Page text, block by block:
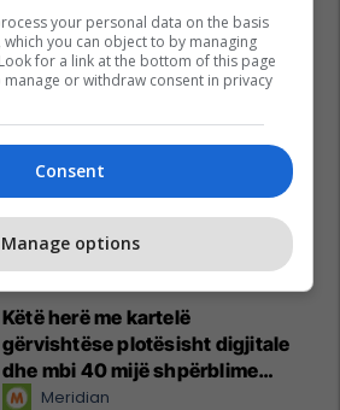
Këtë herë me kartelë
gërvishtëse plotësisht digjitale
dhe mbi 40 mijë shpërblime
instant!Meridian
your personal data on the basis
you can object to by managing
for a link at the bottom of this page
or withdraw consent in privacy
Consent
Manage options